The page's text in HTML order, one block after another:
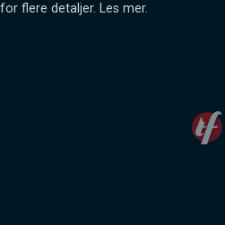
flere detaljer. Les mer.